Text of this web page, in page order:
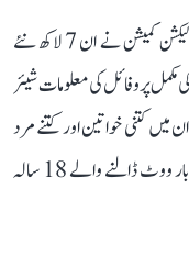
ہندی نیوز پورٹل ’آج تک‘ پر شائع خبر کے مطابق الیکشن کمیشن نے ان 7 لاکھ نئے
مکمل پروفائل کی معلومات شیئر
کتنی خواتین اور کتنے مرد
ہیں۔ اس کے علاوہ سب سے اہم معلومات یعنی پہلی بار ووٹ ڈالنے والے 18 سالہ